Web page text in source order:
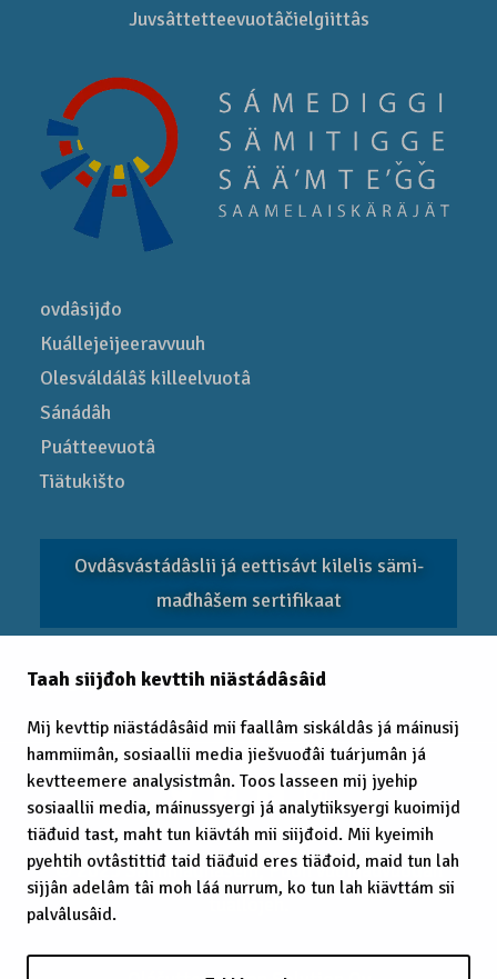
Taah siijđoh kevttih niästádâsâid
Mij kevttip niästádâsâid mii faallâm siskáldâs já máinusij
hammiimân, sosiaallii media jiešvuođâi tuárjumân já
kevtteemere analysistmân. Toos lasseen mij jyehip
sosiaallii media, máinussyergi já analytiiksyergi kuoimijd
tiäđuid tast, maht tun kiävtáh mii siijđoid. Mii kyeimih
pyehtih ovtâstittiđ taid tiäđuid eres tiäđoid, maid tun lah
sijjân adelâm tâi moh láá nurrum, ko tun lah kiävttám sii
palvâlusâid.
Juvsâttetteevuotâčielgiittâs
ovdâsijđo
Kuállejeijeeravvuuh
Olesváldálâš killeelvuotâ
Sánádâh
Puátteevuotâ
Tiätukišto
Ovdâsvástádâslii já eettisávt kilelis sämi­
mađhâšem sertifikaat
EITC 2025
© 2025 Sämimađhâšem, Puoh vuoigâdvuođah
tuállojeh.